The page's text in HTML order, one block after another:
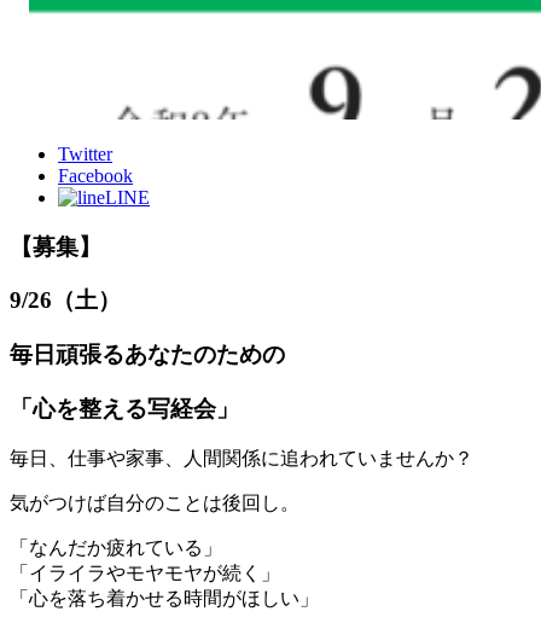
Twitter
Facebook
LINE
【募集】
9/26（土）
毎日頑張るあなたのための
「心を整える写経会」
毎日、仕事や家事、人間関係に追われていませんか？
気がつけば自分のことは後回し。
「なんだか疲れている」
「イライラやモヤモヤが続く」
「心を落ち着かせる時間がほしい」